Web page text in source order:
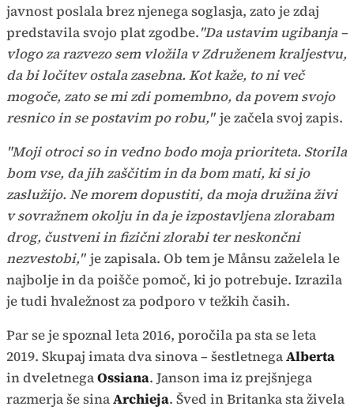
javnost poslala brez njenega soglasja, zato je zdaj
predstavila svojo plat zgodbe."Da ustavim ugibanja –
vlogo za razvezo sem vložila v Združenem kraljestvu,
da bi ločitev ostala zasebna. Kot kaže, to ni več
mogoče, zato se mi zdi pomembno, da povem svojo
resnico in se postavim po robu," je začela svoj zapis.
"Moji otroci so in vedno bodo moja prioriteta. Storila
bom vse, da jih zaščitim in da bom mati, ki si jo
zaslužijo. Ne morem dopustiti, da moja družina živi
v sovražnem okolju in da je izpostavljena zlorabam
drog, čustveni in fizični zlorabi ter neskončni
nezvestobi," je zapisala. Ob tem je Månsu zaželela le
najbolje in da poišče pomoč, ki jo potrebuje. Izrazila
je tudi hvaležnost za podporo v težkih časih.
Par se je spoznal leta 2016, poročila pa sta se leta
2019. Skupaj imata dva sinova – šestletnegaAlberta
in dveletnegaOssiana. Janson ima iz prejšnjega
razmerja še sinaArchieja. Šved in Britanka sta živela